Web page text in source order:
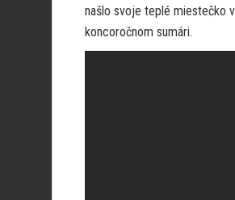
našlo svoje teplé miestečko
koncoročnom sumári.